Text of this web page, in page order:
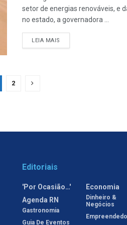
setor de energias renováveis, e
no estado, a governadora ...
LEIA MAIS
2
Editoriais
'Por Ocasião…'
Agenda RN
Gastronomia
Guia De Eventos
Economia
Dinheiro &
Negócios